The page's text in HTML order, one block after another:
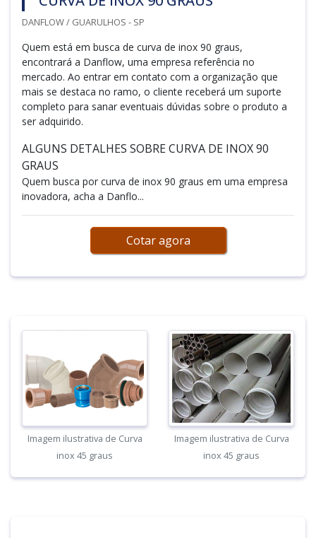
DANFLOW / GUARULHOS - SP
Quem está em busca de curva de inox 90 graus,
encontrará a Danflow, uma empresa referência no
mercado. Ao entrar em contato com a organização que
mais se destaca no ramo, o cliente receberá um suporte
completo para sanar eventuais dúvidas sobre o produto a
ser adquirido.
ALGUNS DETALHES SOBRE CURVA DE INOX 90
GRAUS
Quem busca por curva de inox 90 graus em uma empresa
inovadora, acha a Danflo...
Cotar agora
Imagem ilustrativa de Curva
inox 45 graus
Imagem ilustrativa de Curva
inox 45 graus